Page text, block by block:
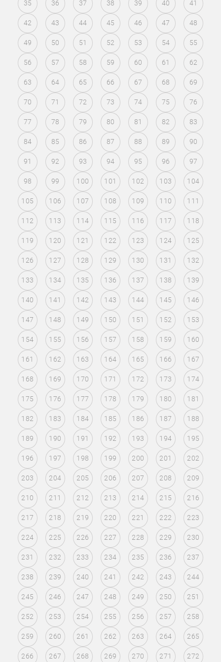
35 36 37 38 39 40 41
42 43 44 45 46 47 48
49 50 51 52 53 54 55
56 57 58 59 60 61 62
63 64 65 66 67 68 69
70 71 72 73 74 75 76
77 78 79 80 81 82 83
84 85 86 87 88 89 90
91 92 93 94 95 96 97
98 99 100 101 102 103 104
105 106 107 108 109 110 111
112 113 114 115 116 117 118
119 120 121 122 123 124 125
126 127 128 129 130 131 132
133 134 135 136 137 138 139
140 141 142 143 144 145 146
147 148 149 150 151 152 153
154 155 156 157 158 159 160
161 162 163 164 165 166 167
168 169 170 171 172 173 174
175 176 177 178 179 180 181
182 183 184 185 186 187 188
189 190 191 192 193 194 195
196 197 198 199 200 201 202
203 204 205 206 207 208 209
210 211 212 213 214 215 216
217 218 219 220 221 222 223
224 225 226 227 228 229 230
231 232 233 234 235 236 237
238 239 240 241 242 243 244
245 246 247 248 249 250 251
252 253 254 255 256 257 258
259 260 261 262 263 264 265
266 267 268 269 270 271 272